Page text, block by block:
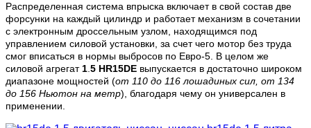
Распределенная система впрыска включает в свой состав две
форсунки на каждый цилиндр и работает механизм в сочетании
с электронным дроссельным узлом, находящимся под
управлением силовой установки, за счет чего мотор без труда
смог вписаться в нормы выбросов по Евро-5. В целом же
силовой агрегат 1 5 HR15DE выпускается в достаточно широком
диапазоне мощностей (от 110 до 116 лошадиных сил, от 134
до 156 Ньютон на метр), благодаря чему он универсален в
применении.